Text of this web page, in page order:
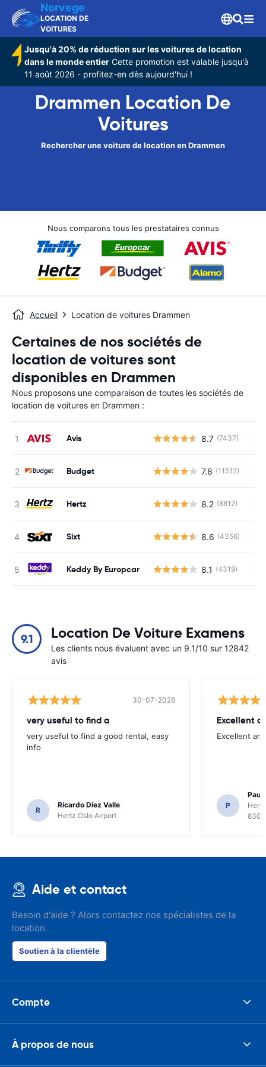
Norvege
LOCATION DE
VOITURES
Jusqu'à 20% de réduction sur les voitures de location
dans le monde entier Cette promotion est valable jusqu'à
11 août 2026 - profitez-en dès aujourd'hui !
Drammen Location De
Voitures
Rechercher une voiture de location en Drammen
Nous comparons tous les prestataires connus
Accueil Location de voitures Drammen
Certaines de nos sociétés de
location de voitures sont
disponibles en Drammen
Nous proposons une comparaison de toutes les sociétés de
location de voitures en Drammen :
Avis 8.7 (7437)
Budget 7.8 (11512)
Hertz 8.2 (8812)
Sixt 8.6 (4356)
Keddy By Europcar 8.1 (4319)
9.1 Location De Voiture Examens
Les clients nous évaluent avec un 9.1/10 sur 12842
avis
30-07-2026
very useful to find a
very useful to find a good rental, easy
info
R
Ricardo Diez Valle
Hertz Oslo Airport
Excellent
Excellent
P
Paul
8300
Aide et contact
Besoin d'aide ? Alors contactez nos spécialistes de la
location.
Soutien à la clientèle
Compte
À propos de nous